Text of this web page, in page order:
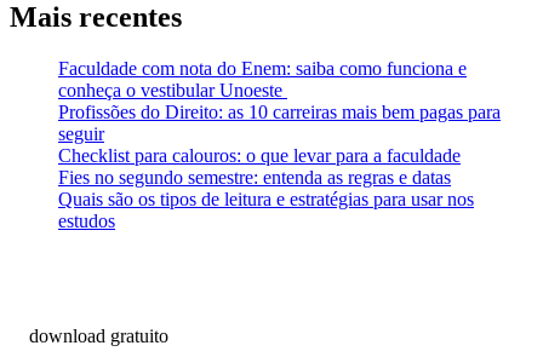
Mais recentes
Faculdade com nota do Enem: saiba como funciona e
conheça o vestibular Unoeste
Profissões do Direito: as 10 carreiras mais bem pagas para
seguir
Checklist para calouros: o que levar para a faculdade
Fies no segundo semestre: entenda as regras e datas
Quais são os tipos de leitura e estratégias para usar nos
estudos
download gratuito